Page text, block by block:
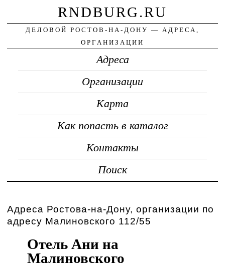
RNDBURG.RU
ДЕЛОВОЙ РОСТОВ-НА-ДОНУ — АДРЕСА,
ОРГАНИЗАЦИИ
Адреса
Организации
Карта
Как попасть в каталог
Контакты
Поиск
Адреса Ростова-на-Дону, организации по
адресу Малиновского 112/55
Отель Ани на
Малиновского